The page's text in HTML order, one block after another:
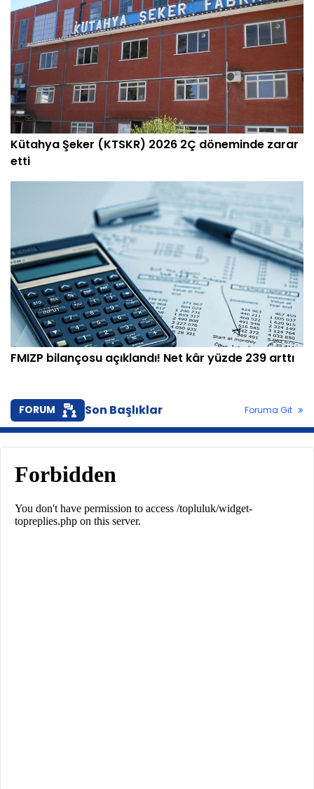
Kütahya Şeker (KTSKR) 2026 2Ç döneminde zarar
etti
FMIZP bilançosu açıklandı! Net kâr yüzde 239 arttı
FORUM Son Başlıklar Foruma Git